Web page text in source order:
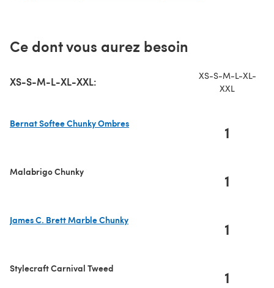
Ce dont vous aurez besoin
XS-S-M-L-XL-XXL:
XS-S-M-L-XL-
XXL
Bernat Softee Chunky Ombres
1
Malabrigo Chunky 1
James C. Brett Marble Chunky
1
Stylecraft Carnival Tweed 1